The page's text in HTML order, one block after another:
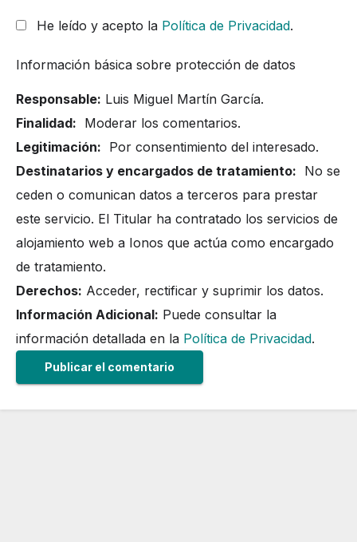
He leído y acepto la Política de Privacidad.
Información básica sobre protección de datos
Responsable: Luis Miguel Martín García.
Finalidad: Moderar los comentarios.
Legitimación: Por consentimiento del interesado.
Destinatarios y encargados de tratamiento: No se
ceden o comunican datos a terceros para prestar
este servicio. El Titular ha contratado los servicios de
alojamiento web a Ionos que actúa como encargado
de tratamiento.
Derechos: Acceder, rectificar y suprimir los datos.
Información Adicional: Puede consultar la
información detallada en la Política de Privacidad.